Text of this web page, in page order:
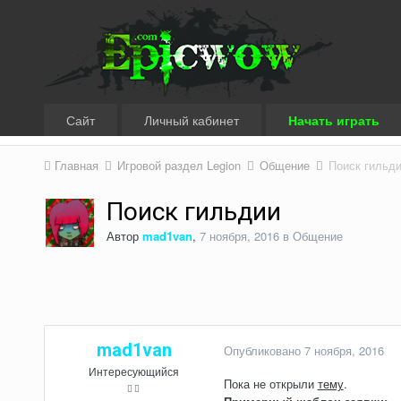
Сайт Личный кабинет Начать играть
Главная Игровой раздел Legion Общение Поиск
Поиск гильдии
Автор mad1van, 7 ноября, 2016в Общение
mad1van
Интересующийся
Опубликовано 7 ноября, 2016
Пока не открыли тему.